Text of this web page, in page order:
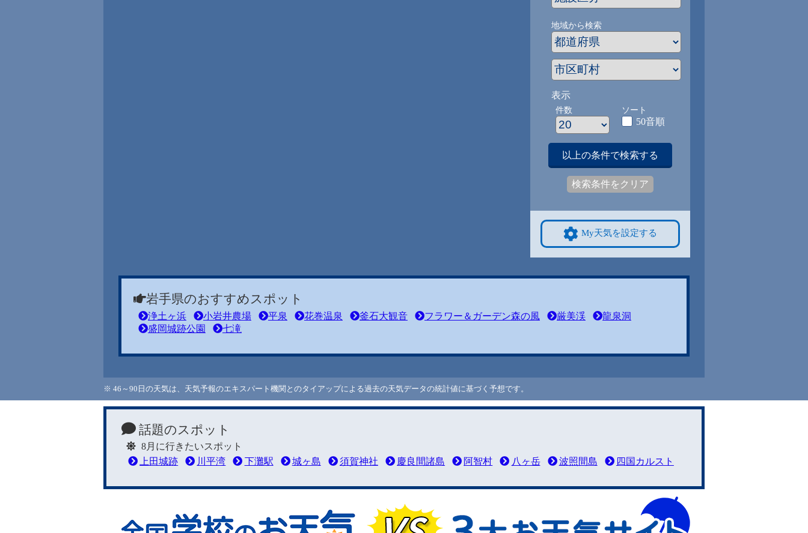
地域から検索
表示
件数 ソート
50音順
以上の条件で検索する
検索条件をクリア
My天気を設定する
岩手県のおすすめスポット
浄土ヶ浜 小岩井農場 平泉 花巻温泉 釜石大観音 フラワー＆ガーデン森の風 厳美渓
龍泉洞
盛岡城跡公園
七滝
※ 46～90日の天気は、天気予報のエキスパート機関とのタイアップによる過去の天気データの統計値に基づく予想です。
話題のスポット
8月に行きたいスポット
上田城跡
川平湾 下灘駅 城ヶ島 須賀神社 慶良間諸島 阿智村 八ヶ岳 波照間島 四国カルスト